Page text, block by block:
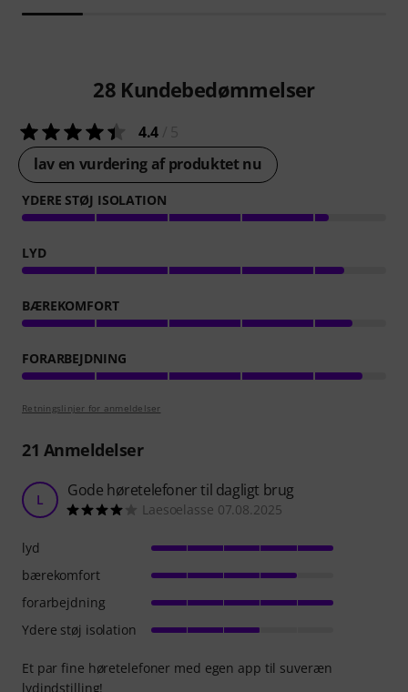
28 Kundebedømmelser
4.4
lav en vurdering af produktet nu
YDERE STØJ ISOLATION
LYD
BÆREKOMFORT
FORARBEJDNING
Retningslinjer for anmeldelser
21 Anmeldelser
L Gode høretelefoner til dagligt brug
Laesoelasse 07.08.2025
Et par fine høretelefoner med egen app til suveræn
lydindstilling!
lyd
bærekomfort
forarbejdning
Ydere støj isolation